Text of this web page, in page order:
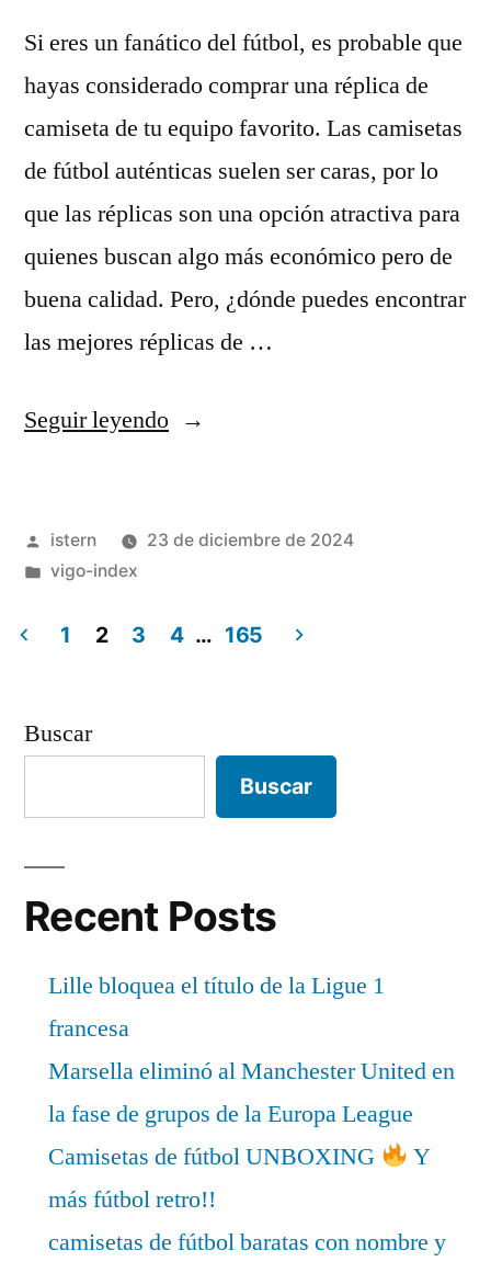
Si eres un fanático del fútbol, es probable que
hayas considerado comprar una réplica de
camiseta de tu equipo favorito. Las camisetas
de fútbol auténticas suelen ser caras, por lo
que las réplicas son una opción atractiva para
quienes buscan algo más económico pero de
buena calidad. Pero, ¿dónde puedes encontrar
las mejores réplicas de …
Seguir leyendo«donde
de
de
Publicado
por
istern
23 de diciembre de 2024
Publicado
vigo-index
de
1 2 3 4 … 165
Buscar
Buscar
Recent Posts
Lille bloquea el título de la Ligue 1
francesa
Marsella eliminó al Manchester United en
la fase de grupos de la Europa League
Camisetas de fútbol UNBOXING
Y
más fútbol retro!!
camisetas de fútbol baratas con nombre y